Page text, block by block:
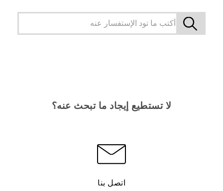
لا تستطيع إيجاد ما تبحث عنه؟
اتصل بنا